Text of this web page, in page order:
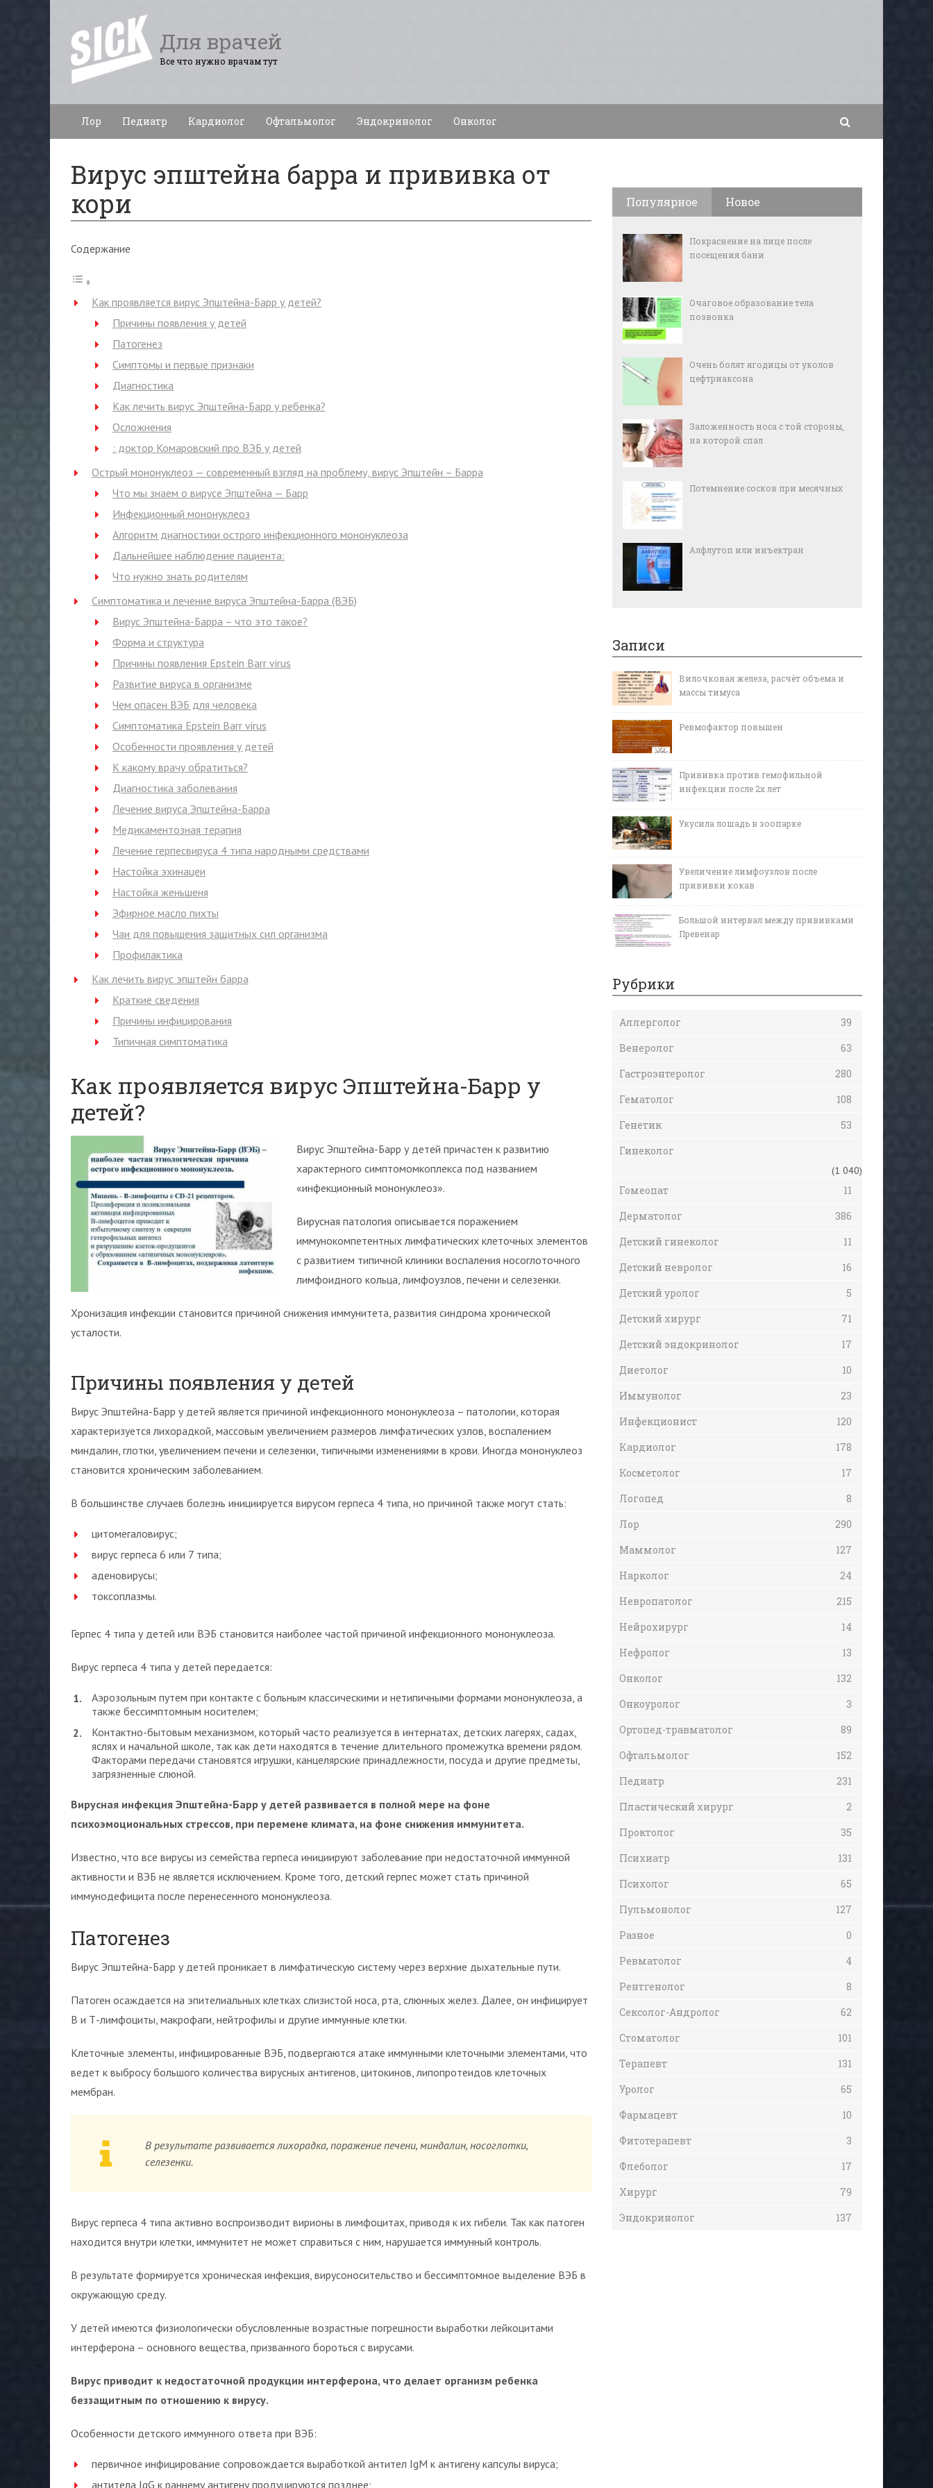
Для врачей
Все что нужно врачам тут
Лор Педиатр Кардиолог Офтальмолог Эндокринолог Онколог
Вирус эпштейна барра и прививка от
кори
Содержание
Как проявляется вирус Эпштейна-Барр у детей?
Причины появления у детей
Патогенез
Симптомы и первые признаки
Диагностика
Как лечить вирус Эпштейна-Барр у ребенка?
Осложнения
: доктор Комаровский про ВЭБ у детей
Острый мононуклеоз — современный взгляд на проблему, вирус Эпштейн – Барра
Что мы знаем о вирусе Эпштейна — Барр
Инфекционный мононуклеоз
Алгоритм диагностики острого инфекционного мононуклеоза
Дальнейшее наблюдение пациента:
Что нужно знать родителям
Симптоматика и лечение вируса Эпштейна-Барра (ВЭБ)
Вирус Эпштейна-Барра – что это такое?
Форма и структура
Причины появления Epstein Barr virus
Развитие вируса в организме
Чем опасен ВЭБ для человека
Симптоматика Epstein Barr virus
Особенности проявления у детей
К какому врачу обратиться?
Диагностика заболевания
Лечение вируса Эпштейна-Барра
Медикаментозная терапия
Лечение герпесвируса 4 типа народными средствами
Настойка эхинацеи
Настойка женьшеня
Эфирное масло пихты
Чаи для повышения защитных сил организма
Профилактика
Как лечить вирус эпштейн барра
Краткие сведения
Причины инфицирования
Типичная симптоматика
Как проявляется вирус Эпштейна-Барр у
детей?
Вирус Эпштейна-Барр у детей причастен к развитию
характерного симптомомкоплекса под названием
«инфекционный мононуклеоз».
Вирусная патология описывается поражением
иммунокомпетентных лимфатических клеточных элементов
с развитием типичной клиники воспаления носоглоточного
лимфоидного кольца, лимфоузлов, печени и селезенки.
Хронизация инфекции становится причиной снижения иммунитета, развития синдрома хронической
усталости.
Причины появления у детей
Вирус Эпштейна-Барр у детей является причиной инфекционного мононуклеоза – патологии, которая
характеризуется лихорадкой, массовым увеличением размеров лимфатических узлов, воспалением
миндалин, глотки, увеличением печени и селезенки, типичными изменениями в крови. Иногда мононуклеоз
становится хроническим заболеванием.
В большинстве случаев болезнь инициируется вирусом герпеса 4 типа, но причиной также могут стать:
цитомегаловирус;
вирус герпеса 6 или 7 типа;
аденовирусы;
токсоплазмы.
Герпес 4 типа у детей или ВЭБ становится наиболее частой причиной инфекционного мононуклеоза.
Вирус герпеса 4 типа у детей передается:
Аэрозольным путем при контакте с больным классическими и нетипичными формами мононуклеоза, а
также бессимптомным носителем;
Контактно-бытовым механизмом, который часто реализуется в интернатах, детских лагерях, садах,
яслях и начальной школе, так как дети находятся в течение длительного промежутка времени рядом.
Факторами передачи становятся игрушки, канцелярские принадлежности, посуда и другие предметы,
загрязненные слюной.
Вирусная инфекция Эпштейна-Барр у детей развивается в полной мере на фоне
психоэмоциональных стрессов, при перемене климата, на фоне снижения иммунитета.
Известно, что все вирусы из семейства герпеса инициируют заболевание при недостаточной иммунной
активности и ВЭБ не является исключением. Кроме того, детский герпес может стать причиной
иммунодефицита после перенесенного мононуклеоза.
Патогенез
Вирус Эпштейна-Барр у детей проникает в лимфатическую систему через верхние дыхательные пути.
Патоген осаждается на эпителиальных клетках слизистой носа, рта, слюнных желез. Далее, он инфицирует
В и Т-лимфоциты, макрофаги, нейтрофилы и другие иммунные клетки.
Клеточные элементы, инфицированные ВЭБ, подвергаются атаке иммунными клеточными элементами, что
ведет к выбросу большого количества вирусных антигенов, цитокинов, липопротеидов клеточных
мембран.
В результате развивается лихорадка, поражение печени, миндалин, носоглотки,
селезенки.
Вирус герпеса 4 типа активно воспроизводит вирионы в лимфоцитах, приводя к их гибели. Так как патоген
находится внутри клетки, иммунитет не может справиться с ним, нарушается иммунный контроль.
В результате формируется хроническая инфекция, вирусоносительство и бессимптомное выделение ВЭБ в
окружающую среду.
У детей имеются физиологически обусловленные возрастные погрешности выработки лейкоцитами
интерферона – основного вещества, призванного бороться с вирусами.
Вирус приводит к недостаточной продукции интерферона, что делает организм ребенка
беззащитным по отношению к вирусу.
Особенности детского иммунного ответа при ВЭБ:
первичное инфицирование сопровождается выработкой антител IgM к антигену капсулы вируса;
антитела IgG к раннему антигену продуцируются позднее;
Популярное Новое
Покраснение на лице после
посещения бани
Очаговое образование тела
позвонка
Очень болят ягодицы от уколов
цефтриаксона
Заложенность носа с той стороны,
на которой спал
Потемнение сосков при месячных
Алфлутоп или инъектран
Записи
Вилочковая железа, расчёт объема и
массы тимуса
Ревмофактор повышен
Прививка против гемофильной
инфекции после 2х лет
Укусила лошадь в зоопарке
Увеличение лимфоузлов после
прививки кокав
Большой интервал между прививками
Превенар
Рубрики
Аллерголог
39
Венеролог
63
Гастроэнтеролог
280
Гематолог
108
Генетик
53
Гинеколог
(1 040)
Гомеопат
11
Дерматолог
386
Детский гинеколог
11
Детский невролог
16
Детский уролог
5
Детский хирург
71
Детский эндокринолог
17
Диетолог
10
Иммунолог
23
Инфекционист
120
Кардиолог
178
Косметолог
17
Логопед
8
Лор
290
Маммолог
127
Нарколог
24
Невропатолог
215
Нейрохирург
14
Нефролог
13
Онколог
132
Онкоуролог
3
Ортопед-травматолог
89
Офтальмолог
152
Педиатр
231
Пластический хирург
2
Проктолог
35
Психиатр
131
Психолог
65
Пульмонолог
127
Разное
0
Ревматолог
4
Рентгенолог
8
Сексолог-Андролог
62
Стоматолог
101
Терапевт
131
Уролог
65
Фармацевт
10
Фитотерапевт
3
Флеболог
17
Хирург
79
Эндокринолог
137